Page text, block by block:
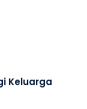
Keluarga